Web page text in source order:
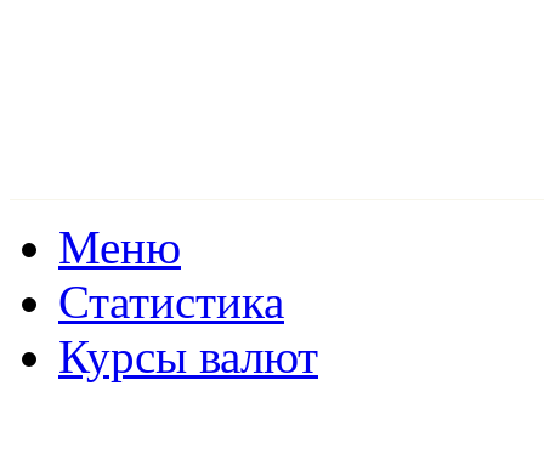
Меню
Статистика
Курсы валют